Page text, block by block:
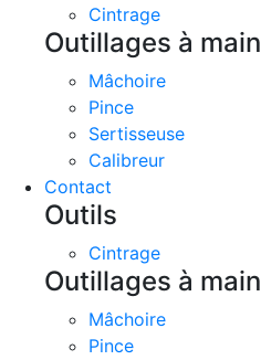
Cintrage
Outillages à main
Mâchoire
Pince
Sertisseuse
Calibreur
Contact
Outils
Cintrage
Outillages à main
Mâchoire
Pince